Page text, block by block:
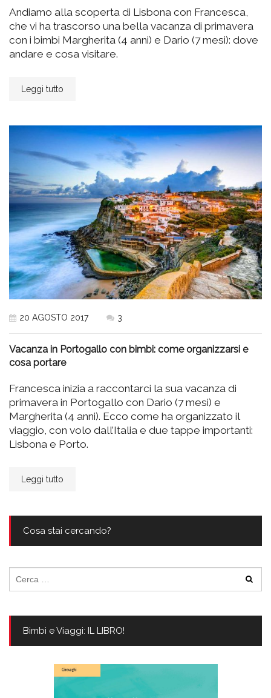
Andiamo alla scoperta di Lisbona con Francesca,
che vi ha trascorso una bella vacanza di primavera
con i bimbi Margherita (4 anni) e Dario (7 mesi): dove
andare e cosa visitare.
Leggi tutto
20 AGOSTO 2017 3
Vacanza in Portogallo con bimbi: come organizzarsi e
cosa portare
Francesca inizia a raccontarci la sua vacanza di
primavera in Portogallo con Dario (7 mesi) e
Margherita (4 anni). Ecco come ha organizzato il
viaggio, con volo dall’Italia e due tappe importanti:
Lisbona e Porto.
Leggi tutto
Cosa stai cercando?
per:
Bimbi e Viaggi: IL LIBRO!